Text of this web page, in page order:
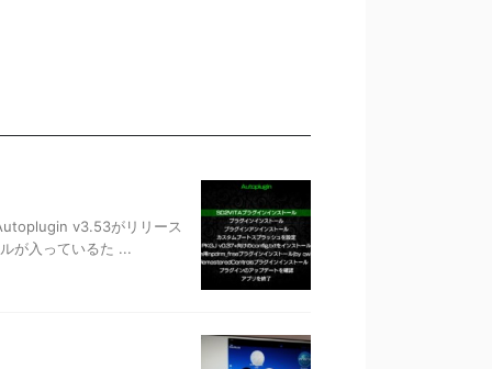
v3.53がリリース
が入っているた ...